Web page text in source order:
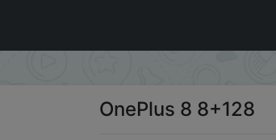
OnePlus 8 8+128